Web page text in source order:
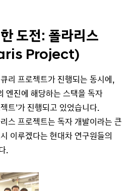
도전: 폴라리스
Project)
리 프로젝트가 진행되는 동시에,
엔진에 해당하는 스택을 독자
트’가 진행되고 있었습니다.
스 프로젝트는 독자 개발이라는 큰
이루겠다는 현대차 연구원들의
.